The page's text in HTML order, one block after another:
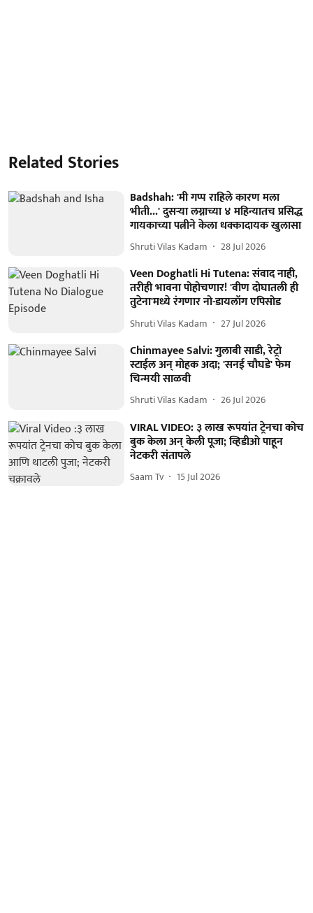
Related Stories
Badshah: 'मी गप्प राहिले कारण मला
भीती...' दुसऱ्या लग्नाच्या ४ महिन्यातच प्रसिद्ध
गायकाच्या पत्नीने केला धक्कादायक खुलासा
Shruti Vilas Kadam 28 Jul 2026
Veen Doghatli Hi Tutena: संवाद नाही,
तरीही भावना पोहोचणार! 'वीण दोघातली ही
तुटेना'मध्ये रंगणार नो-डायलॉग एपिसोड
Shruti Vilas Kadam 27 Jul 2026
Chinmayee Salvi: गुलाबी साडी, रेट्रो
स्टाईल अन् मोहक अदा; 'सनई चौघडे' फेम
चिन्मयी साळवी
Shruti Vilas Kadam 26 Jul 2026
VIRAL VIDEO: ३ लाख रूपयांत ट्रेनचा कोच
बुक केला अन् केली पूजा; व्हिडीओ पाहून
नेटकरी संतापले
Saam Tv 15 Jul 2026